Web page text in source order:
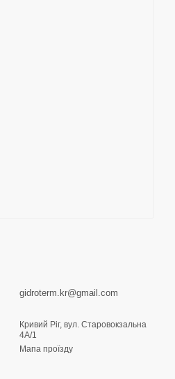
gidroterm.kr@gmail.com
Кривий Ріг, вул. Старовокзальна
4А/1
Мапа проїзду